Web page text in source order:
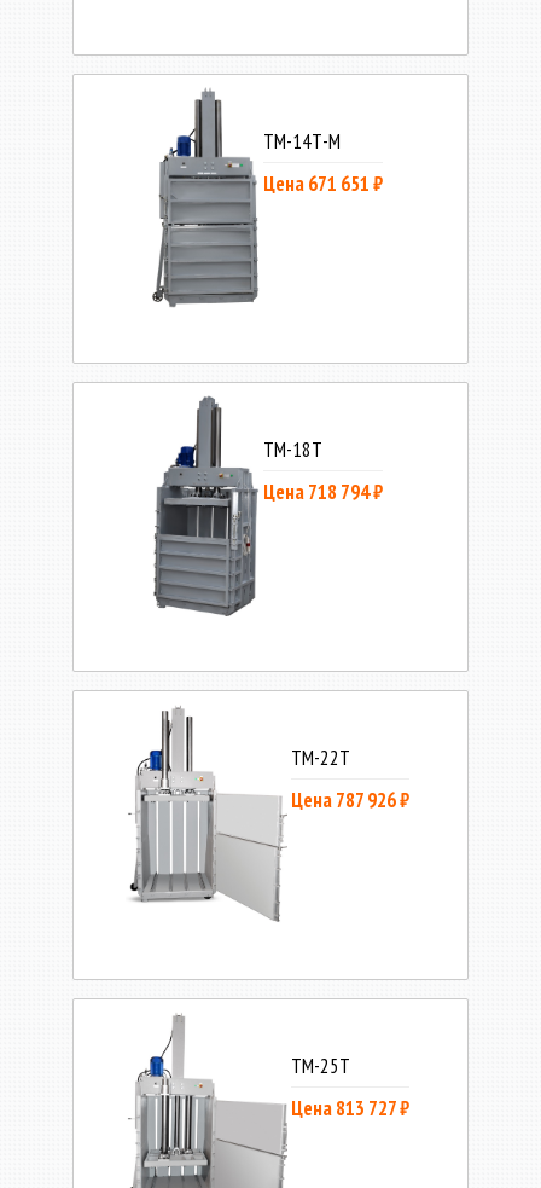
ТМ-14Т-М
Цена 671 651 ₽
ТМ-18Т
Цена 718 794 ₽
ТМ-22Т
Цена 787 926 ₽
ТМ-25Т
Цена 813 727 ₽